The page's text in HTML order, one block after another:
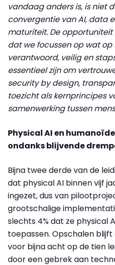
vandaag anders is, is niet
convergentie van AI, data
maturiteit. De
dat we focussen op wat op
verantwoord, veilig en
essentieel zijn om
security by design,
toezicht als kernprincipes
samenwerking tussen
Physical AI en
ondanks blijvende
Bijna twee derde van de
dat physical AI binnen vijf
ingezet, dus van
grootschalige
slechts 4% dat ze physical
toepassen. Opschalen
voor bijna acht op de tien
door een gebrek aan